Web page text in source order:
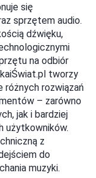
się
sprzętem audio.
dźwięku,
na odbiór
tworzy
rozwiązań
– zarówno
jak i bardziej
użytkowników.
z
do
muzyki.